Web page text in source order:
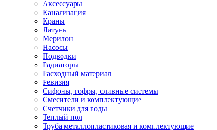
Аксессуары
Канализация
Краны
Латунь
Мерилон
Насосы
Подводки
Радиаторы
Расходный материал
Ревизия
Сифоны, гофры, сливные системы
Смесители и комплектующие
Счетчики для воды
Теплый пол
Труба металлопластиковая и комплектующие